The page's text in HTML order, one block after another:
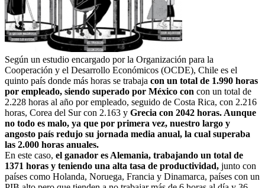
Según un estudio encargado por la Organización para la
Cooperación y el Desarrollo Económicos (OCDE), Chile es el
quinto país donde más horas se trabaja con un total de 1.990 horas
por empleado, siendo superado por México con con un total de
2.228 horas al año por empleado, seguido de Costa Rica, con 2.216
horas, Corea del Sur con 2.163 y Grecia con 2042 horas. Aunque
no todo es malo, ya que por primera vez, nuestro largo y
angosto país redujo su jornada media anual, la cual superaba
las 2.000 horas anuales.
En este caso, el ganador es Alemania, trabajando un total de
1371 horas y teniendo una alta tasa de productividad, junto con
países como Holanda, Noruega, Francia y Dinamarca, países con un